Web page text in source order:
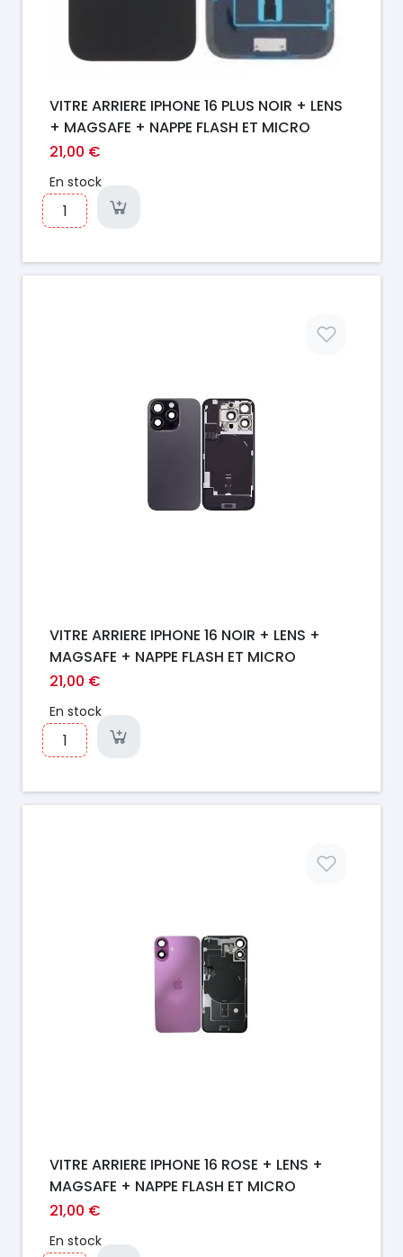
VITRE ARRIERE IPHONE 16 PLUS NOIR + LENS
+ MAGSAFE + NAPPE FLASH ET MICRO
21,00 €
En stock
VITRE ARRIERE IPHONE 16 NOIR + LENS +
MAGSAFE + NAPPE FLASH ET MICRO
21,00 €
En stock
VITRE ARRIERE IPHONE 16 ROSE + LENS +
MAGSAFE + NAPPE FLASH ET MICRO
21,00 €
En stock